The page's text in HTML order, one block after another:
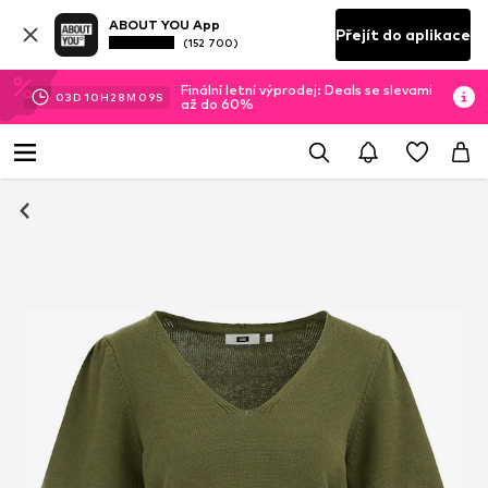
ABOUT YOU App
(152 700) Přejít do aplikace
03D 10H 28M 07S
Finální letní výprodej: Deals se slevami
až do 60%